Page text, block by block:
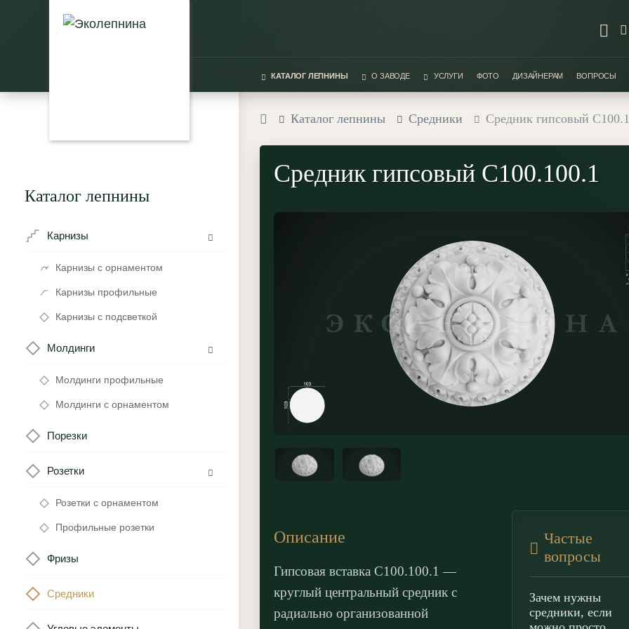
КАТАЛОГ ЛЕПНИНЫ О ЗАВОДЕ УСЛУГИ ФОТО ДИЗАЙНЕРАМ ВОПРОСЫ
Каталог лепнины
Карнизы
Карнизы с орнаментом
Карнизы профильные
Карнизы с подсветкой
Молдинги
Молдинги профильные
Молдинги с орнаментом
Порезки
Розетки
Розетки с орнаментом
Профильные розетки
Фризы
Средники
Каталог лепнины Средники Средник гипсовый
Средник гипсовый С100.100.1
Описание
Гипсовая вставка С100.100.1 —
круглый центральный средник с
радиально организованной
Частые
вопросы
Зачем нужны
средники, если